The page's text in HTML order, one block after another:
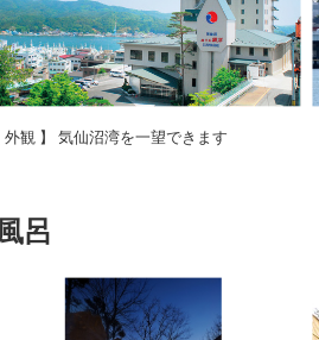
外観 】 気仙沼湾を一望できます
呂